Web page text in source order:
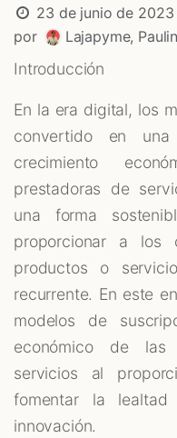
23 de junio de 2023
por
Lajapyme,
Introducción
En la era digital, los
convertido en
crecimiento
prestadoras de
una forma
proporcionar a los
productos o
recurrente. En este
modelos de
económico de las
servicios al
fomentar la
innovación.